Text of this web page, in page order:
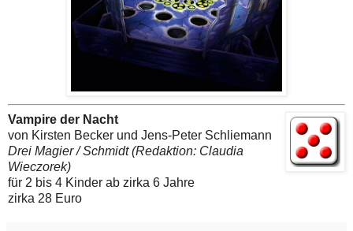
Vampire der Nacht
von Kirsten Becker und Jens-Peter Schliemann
Drei Magier / Schmidt (Redaktion: Claudia
Wieczorek)
für 2 bis 4 Kinder ab zirka 6 Jahre
zirka 28 Euro